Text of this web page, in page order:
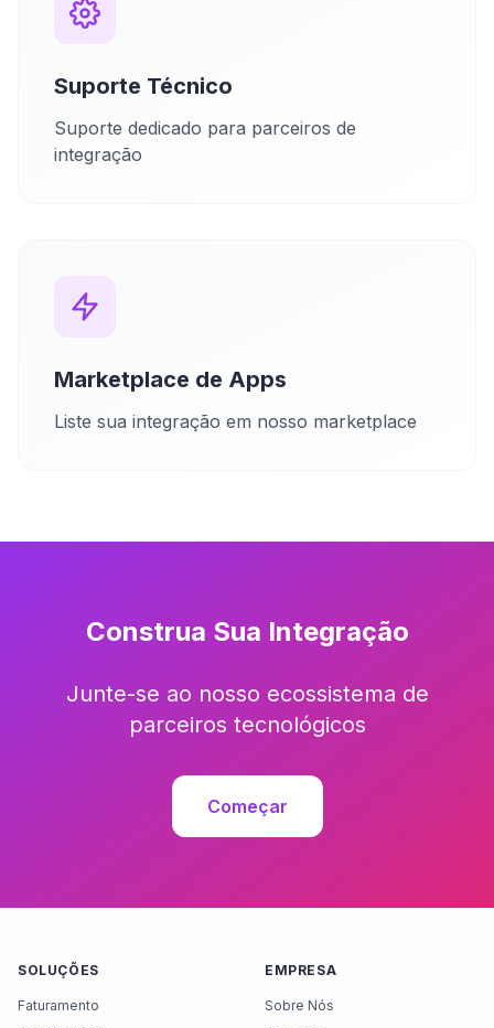
Suporte Técnico
Suporte dedicado para parceiros de
integração
Marketplace de Apps
Liste sua integração em nosso marketplace
Construa Sua Integração
Junte-se ao nosso ecossistema de
parceiros tecnológicos
Começar
SOLUÇÕES
Faturamento
EMPRESA
Sobre Nós